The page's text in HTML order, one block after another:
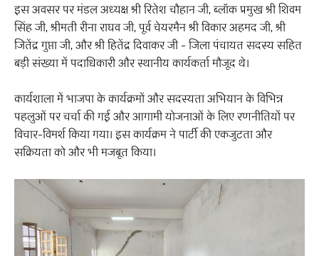
इस अवसर पर मंडल अध्यक्ष श्री रितेश चौहान जी, ब्लॉक प्रमुख श्री शिवम
सिंह जी, श्रीमती रीना राघव जी, पूर्व चेयरमैन श्री विकार अहमद जी, श्री
जितेंद्र गुप्ता जी, और श्री हितेंद्र दिवाकर जी - जिला पंचायत सदस्य सहित
बड़ी संख्या में पदाधिकारी और स्थानीय कार्यकर्ता मौजूद थे।
कार्यशाला में भाजपा के कार्यक्रमों और सदस्यता अभियान के विभिन्न
पहलुओं पर चर्चा की गई और आगामी योजनाओं के लिए रणनीतियों पर
विचार-विमर्श किया गया। इस कार्यक्रम ने पार्टी की एकजुटता और
सक्रियता को और भी मजबूत किया।